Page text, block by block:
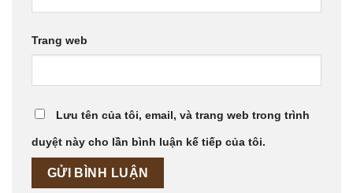
Trang web
Lưu tên của tôi, email, và trang web trong trình
duyệt này cho lần bình luận kế tiếp của tôi.